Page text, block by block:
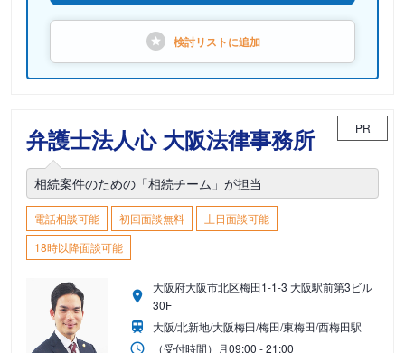
検討リストに追加
弁護士法人心 大阪法律事務所 PR
相続案件のための「相続チーム」が担当
電話相談可能 初回面談無料
土日面談可能
18時以降面談可能
大阪府大阪市北区梅田1-1-3 大阪駅前第3ビル
30F
大阪/北新地/大阪梅田/梅田/東梅田/西梅田駅
（受付時間） 月09:00 - 21:00